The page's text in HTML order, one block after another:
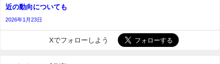
近の動向についても
2026年1月23日
Xでフォローしよう